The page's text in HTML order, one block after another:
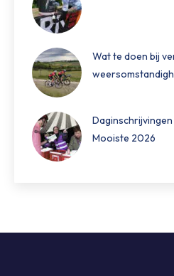
Wat te doen bij
Mooiste 2026